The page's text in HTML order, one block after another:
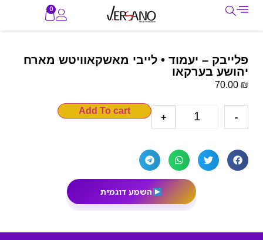
0
פלייבק – יעמוד • לייבי מאשקאוויטש מארח
יהושע בערקאו
70.00 ₪
-
+
Add To cart
השמע דוגמית